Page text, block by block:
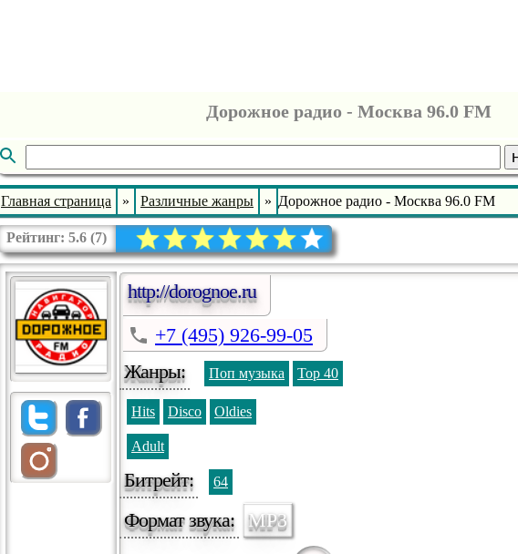
Дорожное радио - Москва 96.0 FM
Главная страница » Различные жанры » Дорожное радио - Москва 96.0 FM
Рейтинг: 5.6 (7)
http://dorognoe.ru
+7 (495) 926-99-05
Жанры:
Поп музыка Top 40
Hits Disco Oldies
Adult
Битрейт: 64
Формат звука: MP3